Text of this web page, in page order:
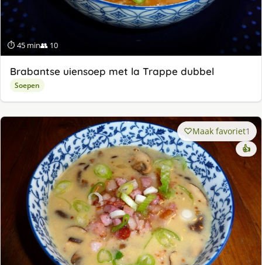
⏱ 45 min👥 10
Brabantse uiensoep met la Trappe dubbel
Soepen
Maak favoriet1
👍